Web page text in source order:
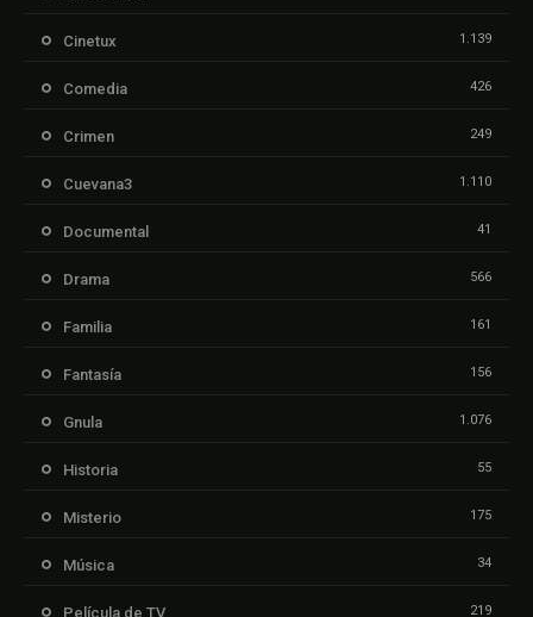
Cinetux 1.139
Comedia 426
Crimen 249
Cuevana3 1.110
Documental 41
Drama 566
Familia 161
Fantasía 156
Gnula 1.076
Historia 55
Misterio 175
Música 34
Película de TV 219